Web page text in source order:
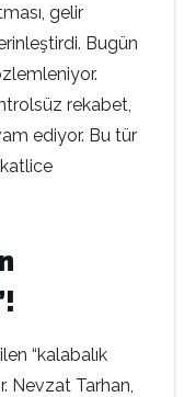
gelir
Bugün
rekabet,
ediyor. Bu tür
“kalabalık
Nevzat Tarhan,